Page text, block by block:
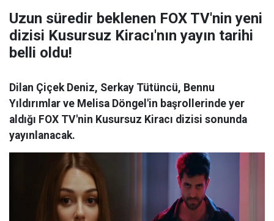
Uzun süredir beklenen FOX TV'nin yeni
dizisi Kusursuz Kiracı'nın yayın tarihi
belli oldu!
Dilan Çiçek Deniz, Serkay Tütüncü, Bennu
Yıldırımlar ve Melisa Döngel'in başrollerinde yer
aldığı FOX TV'nin Kusursuz Kiracı dizisi sonunda
yayınlanacak.